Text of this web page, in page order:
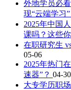
外地学员必
现“云端学习
2025年中国
课吗？这些
在职研究生
05-06
2025年热门
速器”？ 04-30
大专学历职